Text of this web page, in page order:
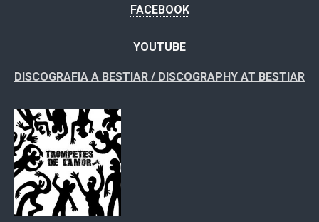
FACEBOOK
YOUTUBE
DISCOGRAFIA A BESTIAR / DISCOGRAPHY AT BESTIAR